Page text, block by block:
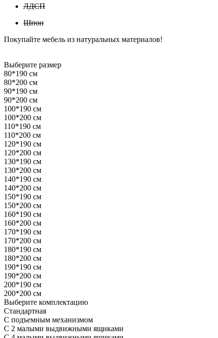
ЛДСП
Шпон
Покупайте мебель из натуральных материалов!
Выберите размер
80*190 см
80*200 см
90*190 см
90*200 см
100*190 см
100*200 см
110*190 см
110*200 см
120*190 см
120*200 см
130*190 см
130*200 см
140*190 см
140*200 см
150*190 см
150*200 см
160*190 см
160*200 см
170*190 см
170*200 см
180*190 см
180*200 см
190*190 см
190*200 см
200*190 см
200*200 см
Выберите комплектацию
Стандартная
С подъемным механизмом
С 2 малыми выдвижными ящиками